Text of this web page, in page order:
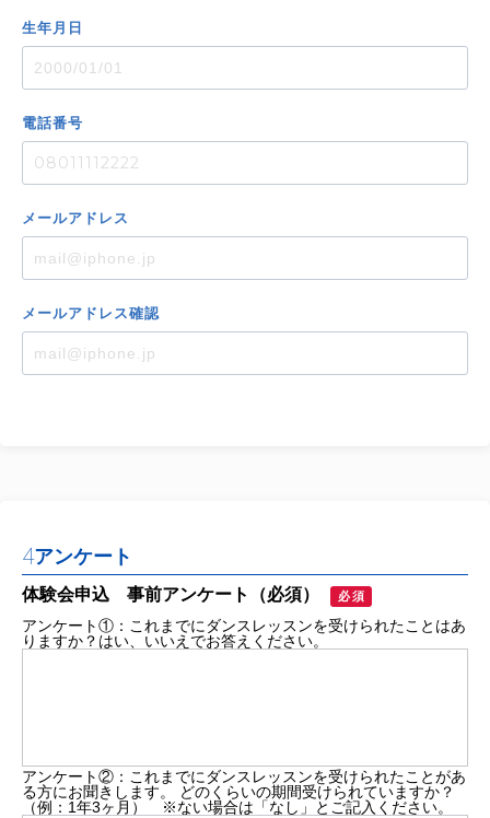
生年月日
電話番号
メールアドレス
メールアドレス確認
4アンケート
体験会申込 事前アンケート（必須） 必須
アンケート①：これまでにダンスレッスンを受けられたことはあ
りますか？はい、いいえでお答えください。
アンケート②：これまでにダンスレッスンを受けられたことがあ
る方にお聞きします。 どのくらいの期間受けられていますか？
（例：1年3ヶ月） ※ない場合は「なし」とご記入ください。